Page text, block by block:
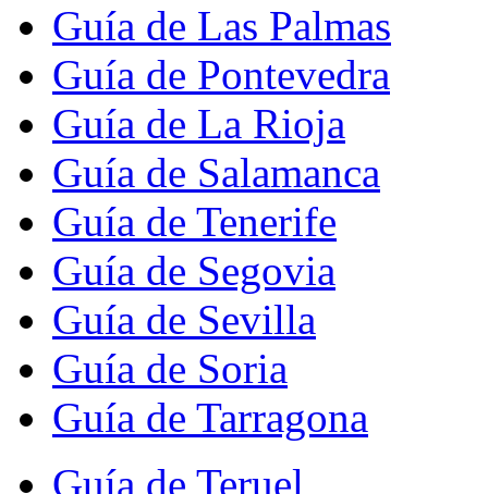
Guía de Las Palmas
Guía de Pontevedra
Guía de La Rioja
Guía de Salamanca
Guía de Tenerife
Guía de Segovia
Guía de Sevilla
Guía de Soria
Guía de Tarragona
Guía de Teruel